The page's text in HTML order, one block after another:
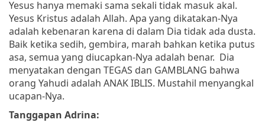
Yesus hanya memaki sama sekali tidak masuk akal.
Yesus Kristus adalah Allah. Apa yang dikatakan-Nya
adalah kebenaran karena di dalam Dia tidak ada dusta.
Baik ketika sedih, gembira, marah bahkan ketika putus
asa, semua yang diucapkan-Nya adalah benar. Dia
menyatakan dengan TEGAS dan GAMBLANG bahwa
orang Yahudi adalah ANAK IBLIS. Mustahil menyangkal
ucapan-Nya.
Tanggapan Adrina: